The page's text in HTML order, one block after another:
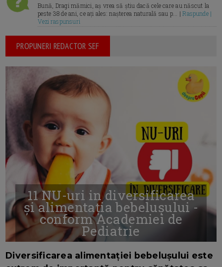
Bună, Dragi mămici, aș vrea să știu dacă cele care au născut la
peste 38 de ani, ce ați ales: nașterea naturală sau p... |Raspunde |
Vezi raspunsuri
PROPUNERI REDACTOR SEF
11 NU-uri in diversificarea
și alimentația bebelușului -
conform Academiei de
Pediatrie
Diversificarea alimentației bebelușului este